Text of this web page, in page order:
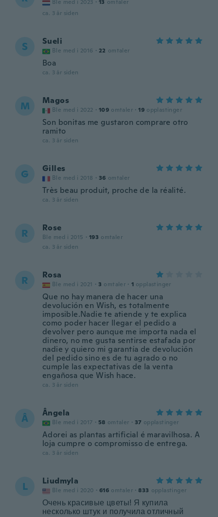
Ble med i 2023 · 13 omtaler
ca. 3 år siden
S Sueli
Ble med i 2016 · 22 omtaler
Boa
ca. 3 år siden
M Magos
Ble med i 2022 · 109 omtaler · 19 opplastinger
Son bonitas me gustaron comprare otro
ramito
ca. 3 år siden
G Gilles
Ble med i 2018 · 36 omtaler
Très beau produit, proche de la réalité.
ca. 3 år siden
R Rose
Ble med i 2015 · 193 omtaler
ca. 3 år siden
R Rosa
Ble med i 2021 · 3 omtaler · 1 opplastinger
Que no hay manera de hacer una
devolución en Wish, es totalmente
imposible.Nadie te atiende y te explica
como poder hacer llegar el pedido a
devolver pero aunque me importa nada el
dinero, no me gusta sentirse estafada por
nadie y quiero mi garantía de devolución
del pedido sino es de tu agrado o no
cumple las expectativas de la venta
engañosa que Wish hace.
ca. 3 år siden
Â Ângela
Ble med i 2017 · 58 omtaler · 37 opplastinger
Adorei as plantas artificial é maravilhosa. A
loja cumpre o compromisso de entrega.
ca. 3 år siden
L Liudmyla
Ble med i 2020 · 616 omtaler · 833 opplastinger
Очень красивые цветы! Я купила
несколько штук и получила отличный